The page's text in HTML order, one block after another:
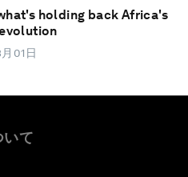
holding back Africa's
01日
いて